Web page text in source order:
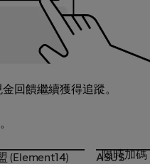
回饋繼續獲得追蹤。
(Element14)
(Element14) ASUS
限時加碼
ASUS